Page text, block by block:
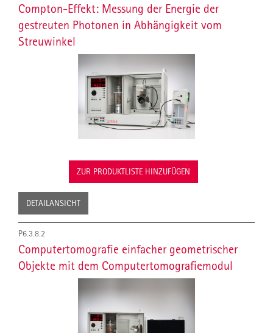
Compton-Effekt: Messung der Energie der
gestreuten Photonen in Abhängigkeit vom
Streuwinkel
ZUR PRODUKTLISTE HINZUFÜGEN
DETAILANSICHT
P6.3.8.2
Computertomografie einfacher geometrischer
Objekte mit dem Computertomografiemodul